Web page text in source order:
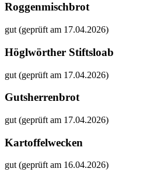
Roggenmischbrot
gut (geprüft am 17.04.2026)
Höglwörther Stiftsloab
gut (geprüft am 17.04.2026)
Gutsherrenbrot
gut (geprüft am 17.04.2026)
Kartoffelwecken
gut (geprüft am 16.04.2026)